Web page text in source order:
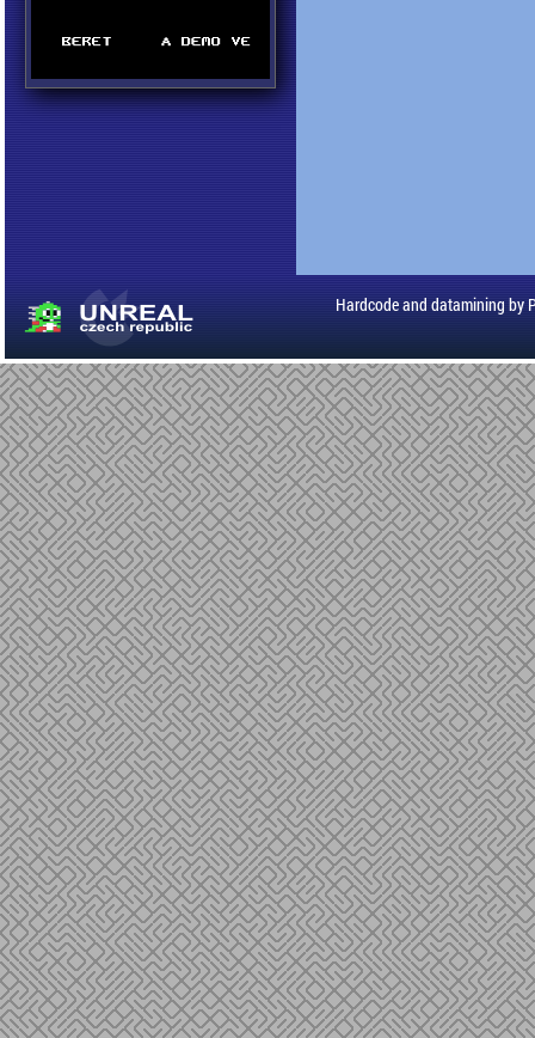
Hardcode and datamining by